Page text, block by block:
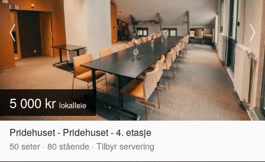
5 000 kr lokalleie
Pridehuset - Pridehuset - 4. etasje
50seter · 80stående · Tilbyr servering